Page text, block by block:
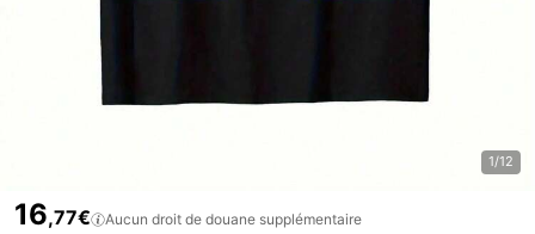
1/12
16,77€ Aucun droit de douane supplémentaire